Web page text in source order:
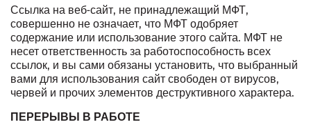
Ссылка на веб-сайт, не принадлежащий МФТ,
совершенно не означает, что МФТ одобряет
содержание или использование этого сайта. МФТ не
несет ответственность за работоспособность всех
ссылок, и вы сами обязаны установить, что выбранный
вами для использования сайт свободен от вирусов,
червей и прочих элементов деструктивного характера.
ПЕРЕРЫВЫ В РАБОТЕ